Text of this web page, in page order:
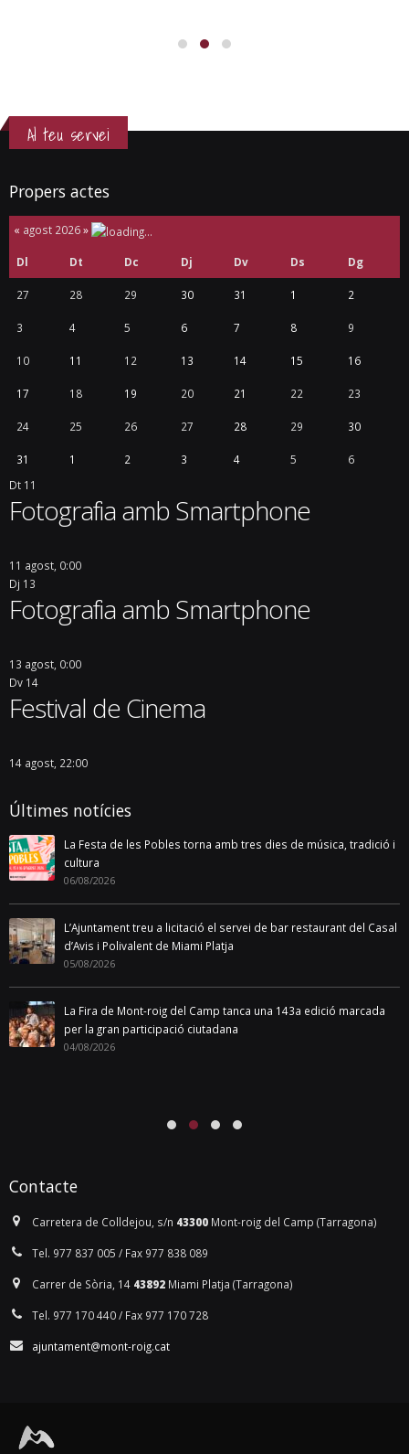
Al teu servei
Propers actes
« agost 2026»
Dl Dt Dc Dj Dv Ds Dg
27 28 29 30 31 1 2
3 4 5 6 7 8 9
10 11 12 13 14 15 16
17 18 19 20 21 22 23
24 25 26 27 28 29 30
31 1 2 3 4 5
6
Dt 11
Fotografia amb Smartphone
11 agost, 0:00
Dj 13
Fotografia amb Smartphone
13 agost, 0:00
Dv 14
Festival de Cinema
14 agost, 22:00
Últimes notícies
La Festa de les Pobles torna amb tres dies de música, tradició i
cultura
06/08/2026
L’Ajuntament treu a licitació el servei de bar restaurant del Casal
d’Avis i Polivalent de Miami Platja
05/08/2026
La Fira de Mont-roig del Camp tanca una 143a edició marcada
per la gran participació ciutadana
04/08/2026
Contacte
Carretera de Colldejou, s/n 43300 Mont-roig del Camp (Tarragona)
Tel. 977 837 005 / Fax 977 838 089
Carrer de Sòria, 14 43892 Miami Platja (Tarragona)
Tel. 977 170 440 / Fax 977 170 728
ajuntament@mont-roig.cat